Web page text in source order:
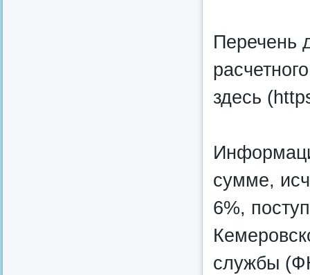
Перечень
здесь
сумме,
6%,
службы